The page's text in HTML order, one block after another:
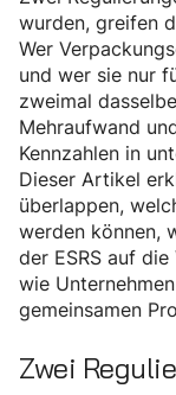
wurden, greifen
Wer
und wer sie nur
zweimal
Mehraufwand
Kennzahlen in
Dieser Artikel
überlappen,
werden können,
der ESRS auf
wie
gemeinsamen
Zwei